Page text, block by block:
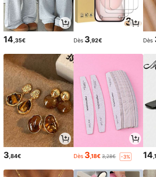
14 ,35€ Dès 3 ,92€ Dès
3,84€ Dès 3,18€ 3,28€ -3% 14